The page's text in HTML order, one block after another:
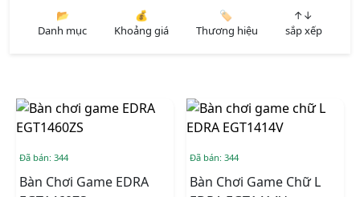
📂
Danh mục
💰
Khoảng giá
🏷️
Thương hiệu
↑↓
sắp xếp
Đã bán: 344
Bàn Chơi Game EDRA
Đã bán: 344
Bàn Chơi Game Chữ L